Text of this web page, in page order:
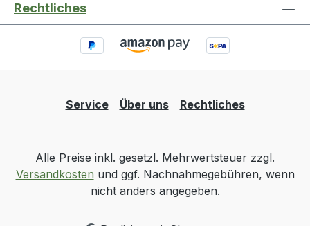
Rechtliches
Service Über uns Rechtliches
Alle Preise inkl. gesetzl. Mehrwertsteuer zzgl.
Versandkosten und ggf. Nachnahmegebühren, wenn
nicht anders angegeben.